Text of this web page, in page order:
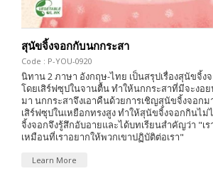
สุนัขจิ้งจอกกับนกกระสา
Code : P-YOU-0920
นิทาน 2 ภาษา อังกฤษ-ไทย เป็นสรุปเรื่องสุนัขจิ้ง
โดยเสิร์ฟซุปในจานตื้น ทำให้นกกระสาที่มีจะงอ
มา นกกระสาจึงเอาคืนด้วยการเชิญสุนัขจิ้งจอกม
เสิร์ฟซุปในเหยือกทรงสูง ทำให้สุนัขจิ้งจอกกินไ
จิ้งจอกจึงรู้สึกอับอายและได้บทเรียนสำคัญว่า "เ
เหมือนที่เราอยากให้พวกเขาปฏิบัติต่อเรา"
Learn More